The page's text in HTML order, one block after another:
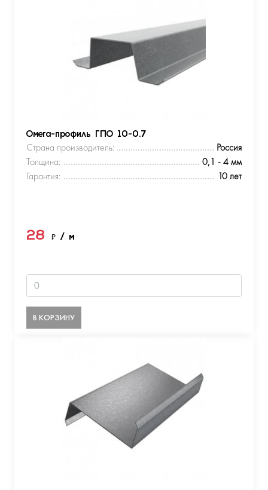
Омега-профиль ГПО 10-0.7
Страна производитель:
Россия
Толщина:
0,1 - 4 мм
Гарантия:
10 лет
28 ₽ / м
В КОРЗИНУ